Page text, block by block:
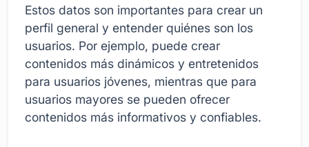
Estos datos son importantes para crear un
perfil general y entender quiénes son los
usuarios. Por ejemplo, puede crear
contenidos más dinámicos y entretenidos
para usuarios jóvenes, mientras que para
usuarios mayores se pueden ofrecer
contenidos más informativos y confiables.